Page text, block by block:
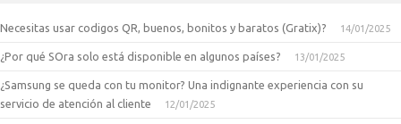
Necesitas usar codigos QR, buenos, bonitos y baratos (Gratix)? 14/01/2025
¿Por qué SOra solo está disponible en algunos países? 13/01/2025
¿Samsung se queda con tu monitor? Una indignante experiencia con su
servicio de atención al cliente
12/01/2025